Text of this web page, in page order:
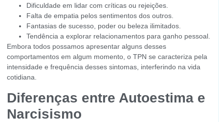
Dificuldade em lidar com críticas ou rejeições.
Falta de empatia pelos sentimentos dos outros.
Fantasias de sucesso, poder ou beleza ilimitados.
Tendência a explorar relacionamentos para ganho pessoal.
Embora todos possamos apresentar alguns desses
comportamentos em algum momento, o TPN se caracteriza pela
intensidade e frequência desses sintomas, interferindo na vida
cotidiana.
Diferenças entre Autoestima e
Narcisismo